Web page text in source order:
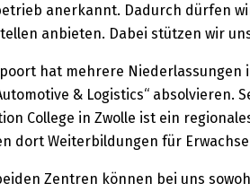
anerkannt. Dadurch dürfen
anbieten. Dabei stützen wir
hat mehrere
& Logistics“
College in Zwolle ist ein
dort Weiterbildungen für
Zentren können bei uns